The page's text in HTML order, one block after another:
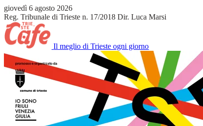
giovedì 6 agosto 2026
Reg. Tribunale di Trieste n. 17/2018 Dir. Luca Marsi
Il meglio di Trieste ogni giorno